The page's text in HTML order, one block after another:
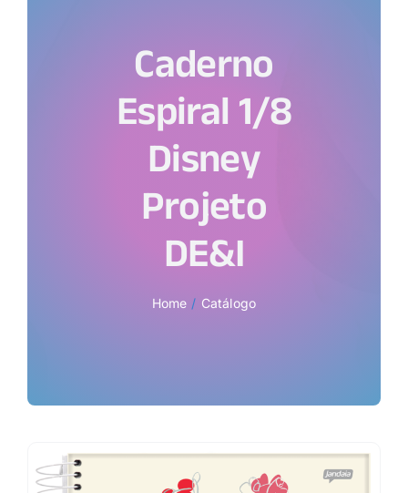
Caderno
Espiral 1/8
Disney
Projeto
DE&I
Home Catálogo